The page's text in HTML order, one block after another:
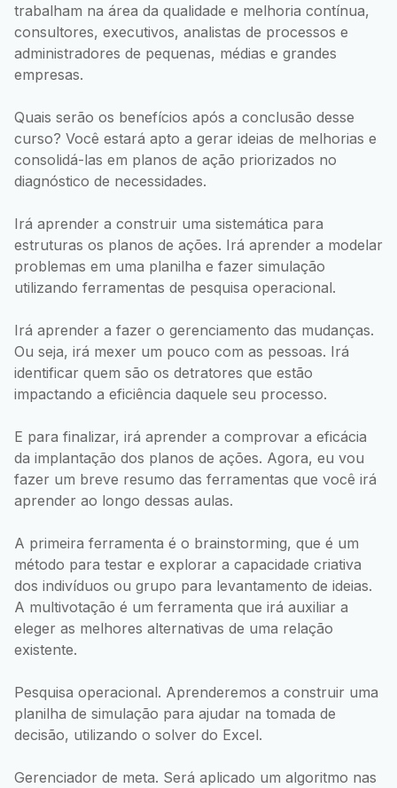
trabalham na área da qualidade e melhoria contínua,
consultores, executivos, analistas de processos e
administradores de pequenas, médias e grandes
empresas.
Quais serão os benefícios após a conclusão desse
curso? Você estará apto a gerar ideias de melhorias e
consolidá-las em planos de ação priorizados no
diagnóstico de necessidades.
Irá aprender a construir uma sistemática para
estruturas os planos de ações. Irá aprender a modelar
problemas em uma planilha e fazer simulação
utilizando ferramentas de pesquisa operacional.
Irá aprender a fazer o gerenciamento das mudanças.
Ou seja, irá mexer um pouco com as pessoas. Irá
identificar quem são os detratores que estão
impactando a eficiência daquele seu processo.
E para finalizar, irá aprender a comprovar a eficácia
da implantação dos planos de ações. Agora, eu vou
fazer um breve resumo das ferramentas que você irá
aprender ao longo dessas aulas.
A primeira ferramenta é o brainstorming, que é um
método para testar e explorar a capacidade criativa
dos indivíduos ou grupo para levantamento de ideias.
A multivotação é um ferramenta que irá auxiliar a
eleger as melhores alternativas de uma relação
existente.
Pesquisa operacional. Aprenderemos a construir uma
planilha de simulação para ajudar na tomada de
decisão, utilizando o solver do Excel.
Gerenciador de meta. Será aplicado um algoritmo nas